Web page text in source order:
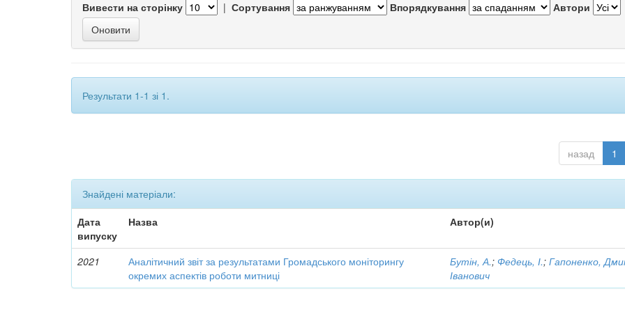
Вивести на сторінку | Сортування Впорядкування Автори
Результати 1-1 зі 1.
назад 1
Знайдені матеріали:
Дата
випуску
Назва Автор(и)
2021
Аналітичний звіт за результатами Громадського моніторингу
окремих аспектів роботи митниці
Бутін, А.;Федець, І.;Гапоненко,
Іванович